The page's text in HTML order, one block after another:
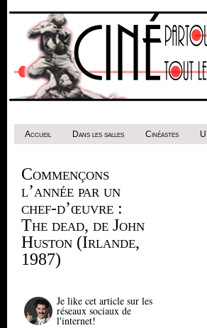
Accueil Dans les salles Cinéastes
Commençons
l’année par un
chef-d’œuvre :
The dead, de John
Huston (Irlande,
1987)
Je like cet article sur les
réseaux sociaux de
l'internet!